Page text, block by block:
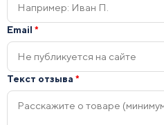
Email *
Текст отзыва *